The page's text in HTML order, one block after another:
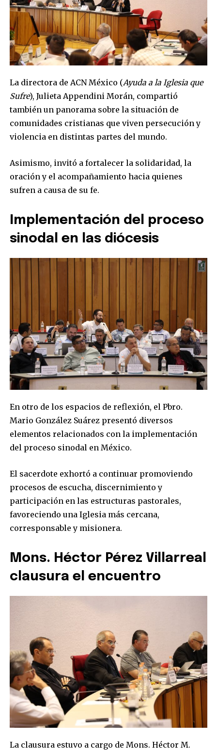
La directora de ACN México (Ayuda a la Iglesia que
Sufre), Julieta Appendini Morán, compartió
también un panorama sobre la situación de
comunidades cristianas que viven persecución y
violencia en distintas partes del mundo.
Asimismo, invitó a fortalecer la solidaridad, la
oración y el acompañamiento hacia quienes
sufren a causa de su fe.
Implementación del proceso
sinodal en las diócesis
En otro de los espacios de reflexión, el Pbro.
Mario González Suárez presentó diversos
elementos relacionados con la implementación
del proceso sinodal en México.
El sacerdote exhortó a continuar promoviendo
procesos de escucha, discernimiento y
participación en las estructuras pastorales,
favoreciendo una Iglesia más cercana,
corresponsable y misionera.
Mons. Héctor Pérez Villarreal
clausura el encuentro
La clausura estuvo a cargo de Mons. Héctor M.